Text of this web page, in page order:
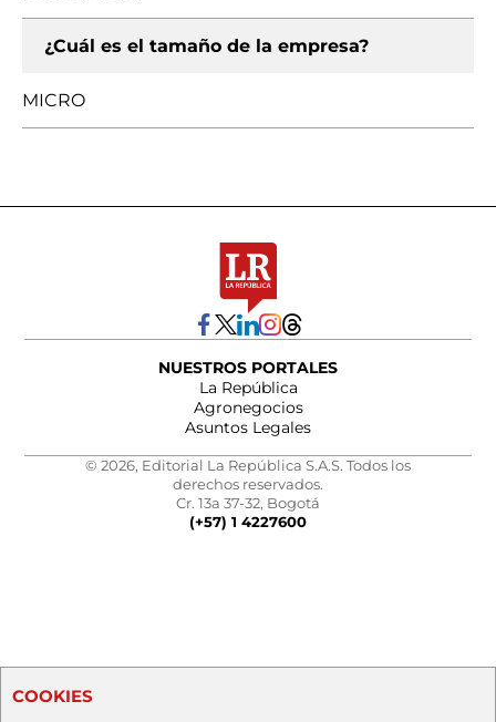
¿Cuál es el tamaño de la empresa?
MICRO
NUESTROS PORTALES
La República
Agronegocios
Asuntos Legales
© 2026, Editorial La República S.A.S. Todos los
derechos reservados.
Cr. 13a 37-32, Bogotá
(+57) 1 4227600
COOKIES